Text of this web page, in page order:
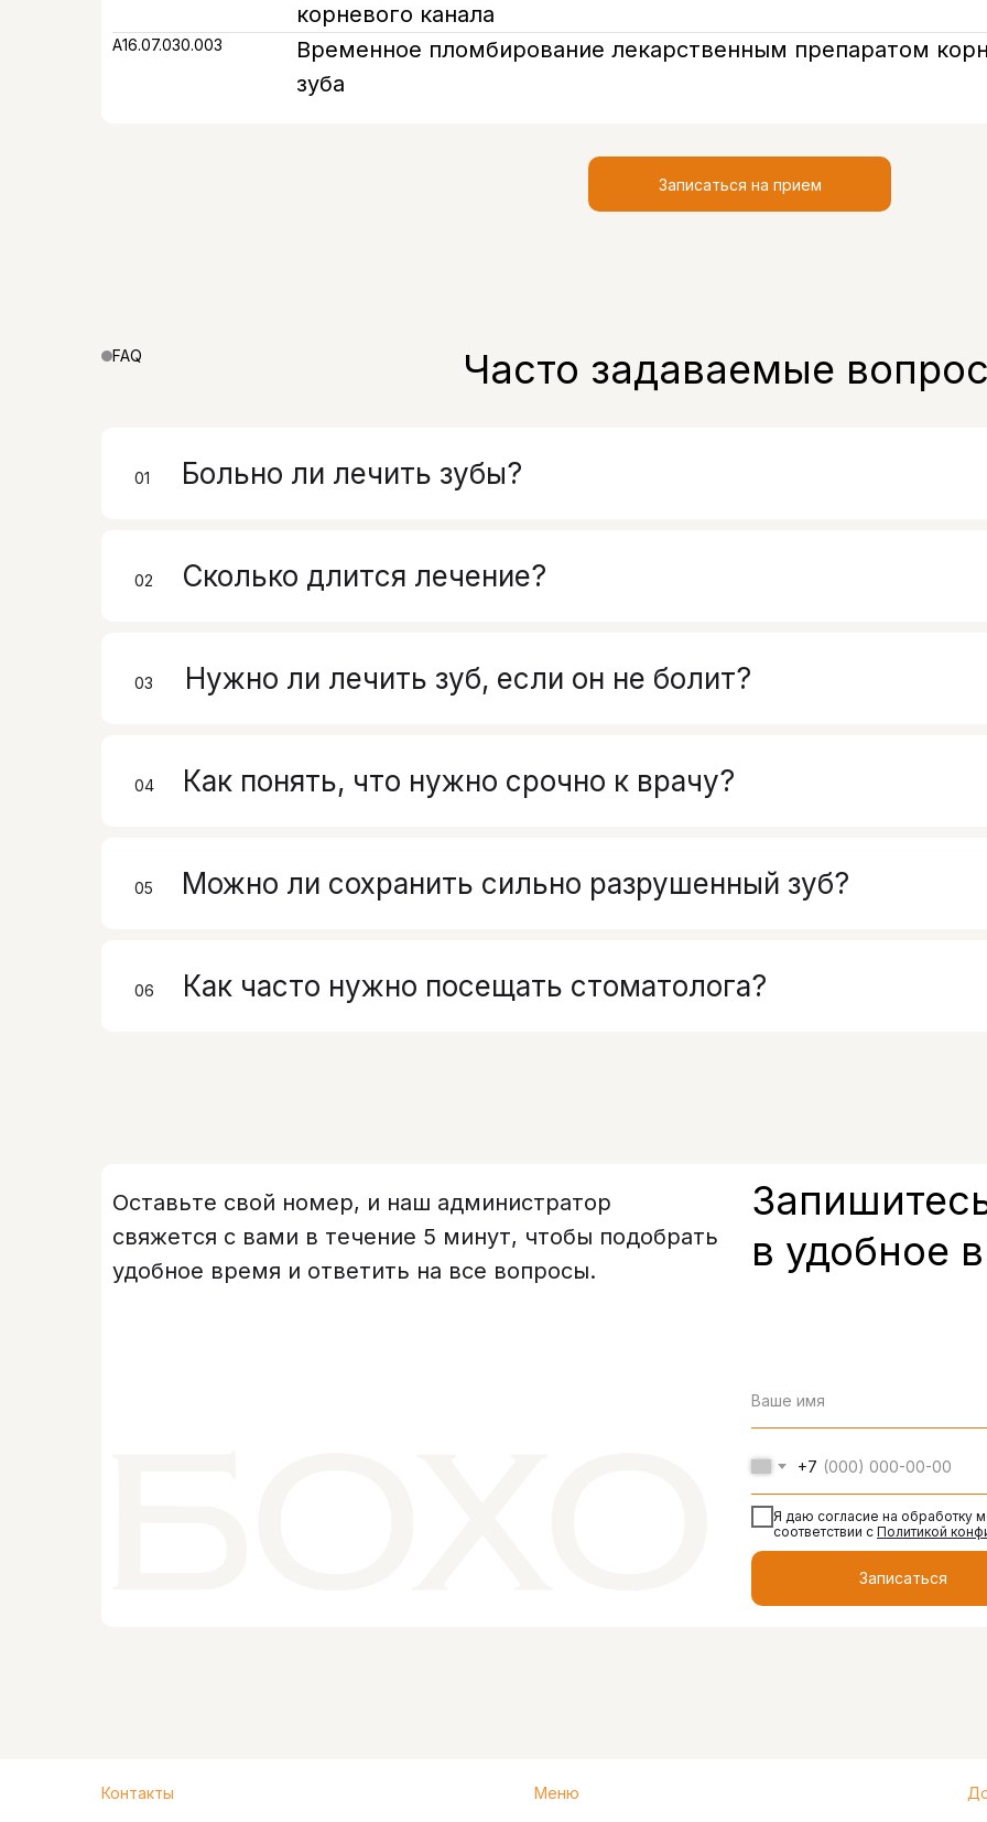
корневого канала
A16.07.030.003
Временное пломбирование лекарственным препаратом
зуба
Записаться на прием
FAQ Часто задаваемые
01 Больно ли лечить зубы?
02 Сколько длится лечение?
03 Нужно ли лечить зуб, если он не болит?
04 Как понять, что нужно срочно к врачу?
05 Можно ли сохранить сильно разрушенный зуб?
06 Как часто нужно посещать стоматолога?
Оставьте свой номер, и наш администратор
свяжется с вами в течение 5 минут, чтобы подобрать
удобное время и ответить на все вопросы.
в удобное
+7
Я даю согласие на обработку
соответствии с Политикой
Записаться
Меню
Контакты